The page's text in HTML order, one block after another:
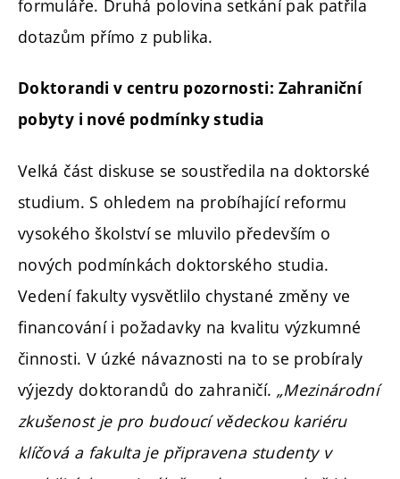
formuláře. Druhá polovina setkání pak patřila
dotazům přímo z publika.
Doktorandi v centru pozornosti: Zahraniční
pobyty i nové podmínky studia
Velká část diskuse se soustředila na doktorské
studium. S ohledem na probíhající reformu
vysokého školství se mluvilo především o
nových podmínkách doktorského studia.
Vedení fakulty vysvětlilo chystané změny ve
financování i požadavky na kvalitu výzkumné
činnosti. V úzké návaznosti na to se probíraly
výjezdy doktorandů do zahraničí. „Mezinárodní
zkušenost je pro budoucí vědeckou kariéru
klíčová a fakulta je připravena studenty v